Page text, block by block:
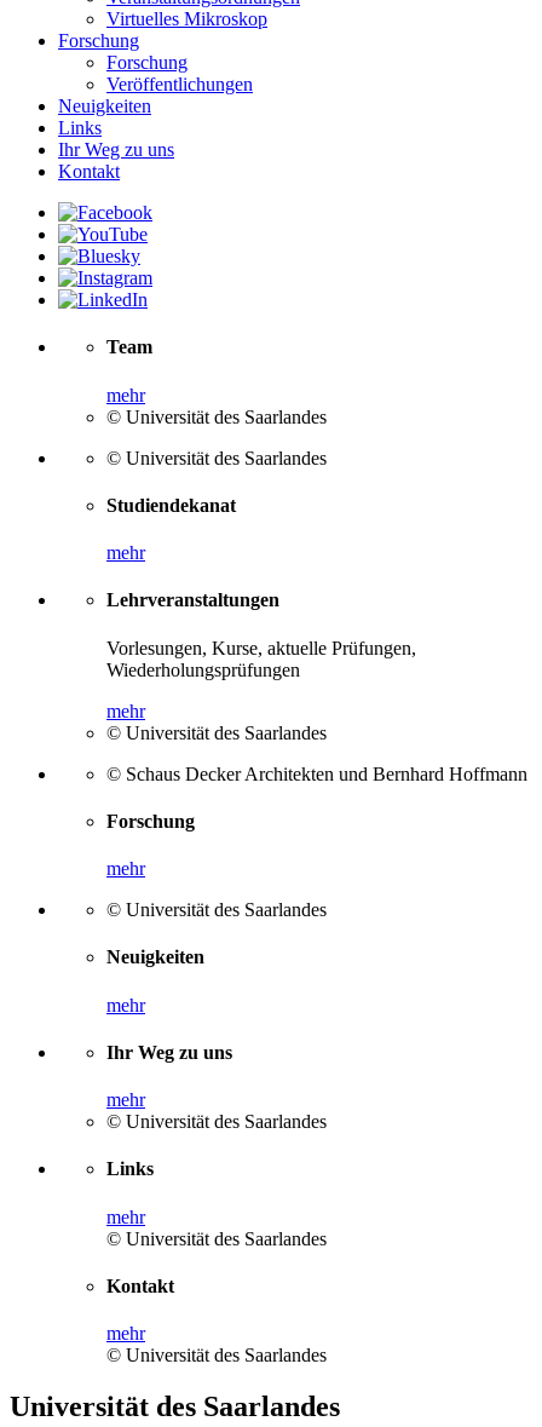
Virtuelles Mikroskop
Forschung
Forschung
Veröffentlichungen
Neuigkeiten
Links
Ihr Weg zu uns
Kontakt
Team
mehr
© Universität des Saarlandes
© Universität des Saarlandes
Studiendekanat
mehr
Lehrveranstaltungen
Vorlesungen, Kurse, aktuelle Prüfungen,
Wiederholungsprüfungen
mehr
© Universität des Saarlandes
© Schaus Decker Architekten und Bernhard Hoffmann
Forschung
mehr
© Universität des Saarlandes
Neuigkeiten
mehr
Ihr Weg zu uns
mehr
© Universität des Saarlandes
Links
mehr
© Universität des Saarlandes
Kontakt
mehr
© Universität des Saarlandes
Universität des Saarlandes